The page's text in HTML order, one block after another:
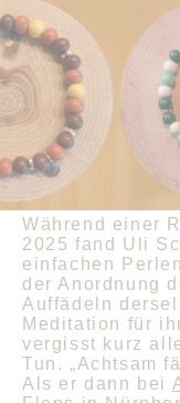
Während einer
2025 fand Uli
einfachen
der Anordnung
Auffädeln
Meditation für
vergisst kurz
Tun. „Achtsam
Als er dann bei